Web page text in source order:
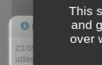
Infos secteur
23/05/2019 : Encore
utiles au dessus de
This
and
over